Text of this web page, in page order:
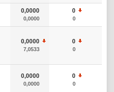
0,0000
0,0000
0
0
0,0000
7,0533
0
0
0,0000
0,0000
0
0